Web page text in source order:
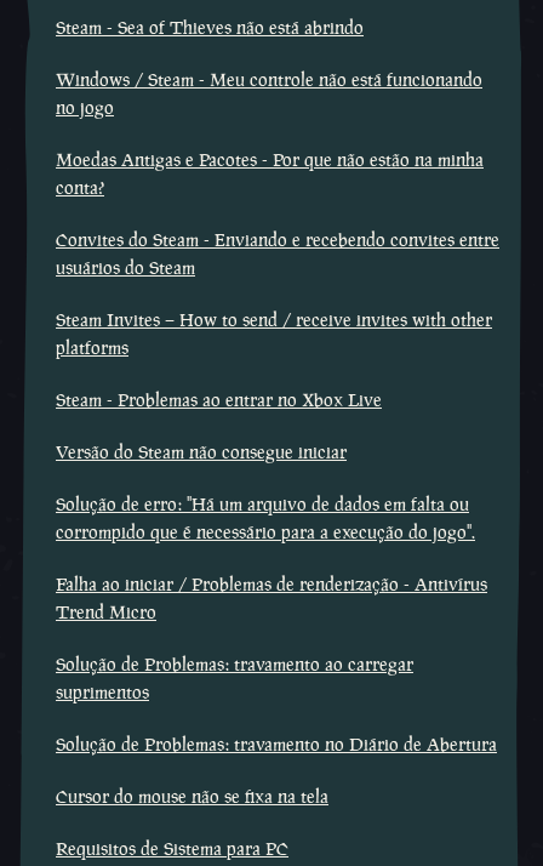
Steam - Sea of Thieves não está abrindo
Windows / Steam - Meu controle não está funcionando
no jogo
Moedas Antigas e Pacotes - Por que não estão na minha
conta?
Convites do Steam - Enviando e recebendo convites entre
usuários do Steam
Steam Invites – How to send / receive invites with other
platforms
Steam - Problemas ao entrar no Xbox Live
Versão do Steam não consegue iniciar
Solução de erro: "Há um arquivo de dados em falta ou
corrompido que é necessário para a execução do jogo".
Falha ao iniciar / Problemas de renderização - Antivírus
Trend Micro
Solução de Problemas: travamento ao carregar
suprimentos
Solução de Problemas: travamento no Diário de Abertura
Cursor do mouse não se fixa na tela
Requisitos de Sistema para PC